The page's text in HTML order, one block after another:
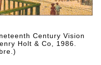
Century Vision
Holt & Co, 1986.